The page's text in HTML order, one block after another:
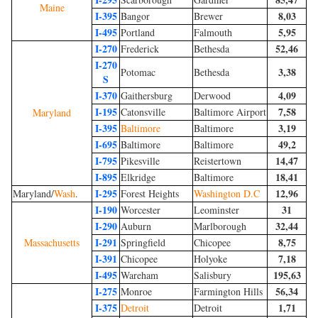
Maine
I-395 Bangor Brewer
8,03
I-495 Portland Falmouth 5,95
Maryland
I-270 Frederick Bethesda
52,46
I-270
S
Potomac Bethesda
3,38
I-370 Gaithersburg Derwood
4,09
I-195 Catonsville Baltimore Airport
7,58
I-395 Baltimore Baltimore
3,19
I-695 Baltimore Baltimore
49,2
I-795 Pikesville Reistertown
14,47
I-895 Elkridge Baltimore 18,41
Maryland/Wash. I-295 Forest Heights Washington D.C 12,96
Massachusetts
I-190 Worcester Leominster
31
I-290 Auburn Marlborough
32,44
I-291 Springfield Chicopee
8,75
I-391 Chicopee Holyoke
7,18
I-495 Wareham Salisbury 195,63
I-275 Monroe Farmington Hills
56,34
I-375 Detroit Detroit
1,71